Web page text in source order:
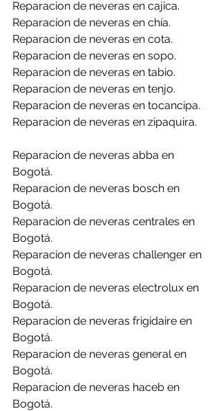
Reparacion de neveras en cajica.
Reparacion de neveras en chía.
Reparacion de neveras en cota.
Reparacion de neveras en sopo.
Reparacion de neveras en tabio.
Reparacion de neveras en tenjo.
Reparacion de neveras en tocancipa.
Reparacion de neveras en zipaquira.
Reparacion de neveras abba en
Bogotá.
Reparacion de neveras bosch en
Bogotá.
Reparacion de neveras centrales en
Bogotá.
Reparacion de neveras challenger en
Bogotá.
Reparacion de neveras electrolux en
Bogotá.
Reparacion de neveras frigidaire en
Bogotá.
Reparacion de neveras general en
Bogotá.
Reparacion de neveras haceb en
Bogotá.